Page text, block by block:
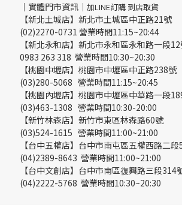
｜實體門市資訊｜ 加LINE訂購 到店取貨
【新北土城店】新北市土城區中正路21號
(02)2270-0731 營業時間11:15~20:44
【新北永和店】新北市永和區永和路一段
0983 263 318 營業時間10:30~20:30
【桃園中壢店】桃園市中壢區中正路238號
(03)280-5068 營業時間11:15~20:45
【桃園內壢店】桃園市中壢區中華路一段
(03)463-1308 營業時間10:30-20:00
【新竹林森店】新竹市東區林森路60號
(03)524-1615 營業時間11:00~21:00
【台中五權店】台中市南屯區五權西路二
(04)2389-8643 營業時間11:00~21:00
【台中文創店】台中市南區復興路三段314
(04)2222-5768 營業時間10:30~20:30